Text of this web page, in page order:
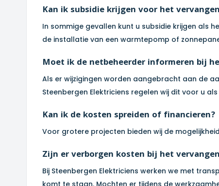
Kan ik subsidie krijgen voor het
In sommige gevallen kunt u subsidie krijgen als
de installatie van een warmtepomp of
Moet ik de netbeheerder informeren bij
Als er wijzigingen worden aangebracht aan de
Steenbergen Elektriciens regelen wij dit voor u
Kan ik de kosten spreiden of financieren?
Voor grotere projecten bieden wij de
Zijn er verborgen kosten bij het
Bij Steenbergen Elektriciens werken we met
komt te staan. Mochten er tijdens de